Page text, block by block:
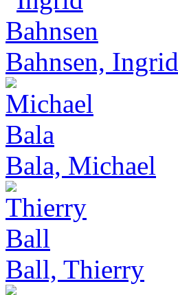
Bahnsen, Ingrid
Bala, Michael
Ball, Thierry